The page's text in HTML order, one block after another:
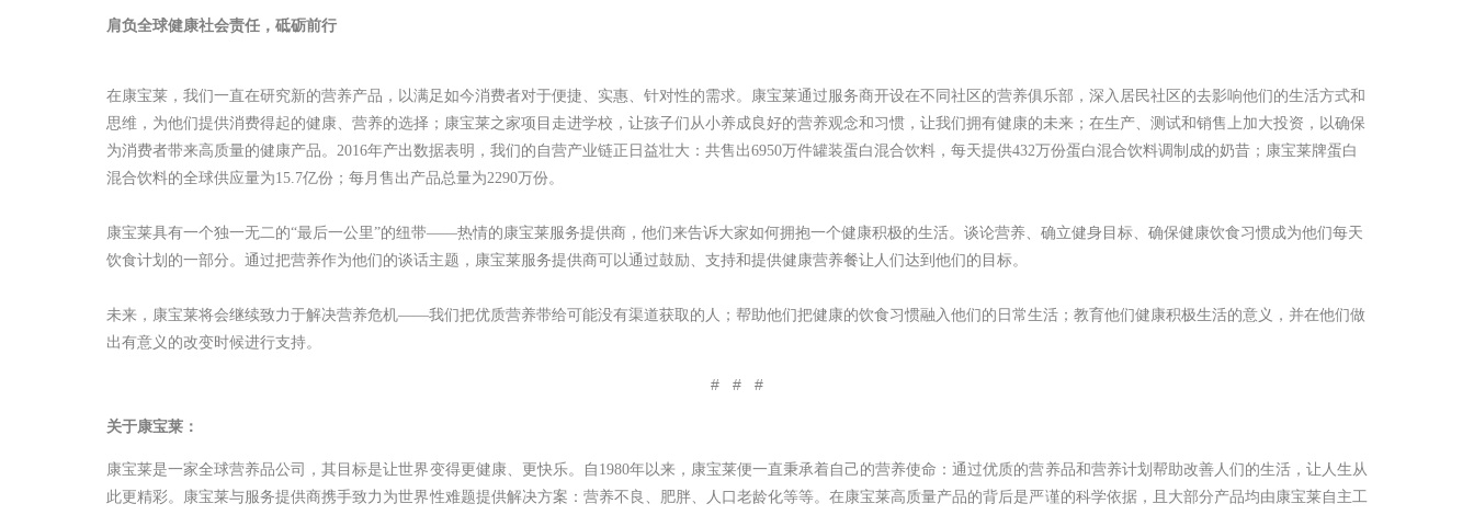
肩负全球健康社会责任，砥砺前行
在康宝莱，我们一直在研究新的营养产品，以满足如今消费者对于便捷、实惠、针对性的需求。康宝莱通过服务商开设在不同社区的营养俱乐部，深入居民社区的去影响他们的生活方式和
思维，为他们提供消费得起的健康、营养的选择；康宝莱之家项目走进学校，让孩子们从小养成良好的营养观念和习惯，让我们拥有健康的未来；在生产、测试和销售上加大投资，以确保
为消费者带来高质量的健康产品。2016年产出数据表明，我们的自营产业链正日益壮大：共售出6950万件罐装蛋白混合饮料，每天提供432万份蛋白混合饮料调制成的奶昔；康宝莱牌蛋白
混合饮料的全球供应量为15.7亿份；每月售出产品总量为2290万份。
康宝莱具有一个独一无二的“最后一公里”的纽带——热情的康宝莱服务提供商，他们来告诉大家如何拥抱一个健康积极的生活。谈论营养、确立健身目标、确保健康饮食习惯成为他们每天
饮食计划的一部分。通过把营养作为他们的谈话主题，康宝莱服务提供商可以通过鼓励、支持和提供健康营养餐让人们达到他们的目标。
未来，康宝莱将会继续致力于解决营养危机——我们把优质营养带给可能没有渠道获取的人；帮助他们把健康的饮食习惯融入他们的日常生活；教育他们健康积极生活的意义，并在他们做
出有意义的改变时候进行支持。
# # #
关于康宝莱：
康宝莱是一家全球营养品公司，其目标是让世界变得更健康、更快乐。自 1980年以来，康宝莱便一直秉承着自己的营养使命：通过优质的营养品和营养计划帮助改善人们的生活，让人生从
此更精彩。康宝莱与服务提供商携手致力为世界性难题提供解决方案：营养不良、肥胖、人口老龄化等等。在康宝莱高质量产品的背后是严谨的科学依据，且大部分产品均由康宝莱自主工